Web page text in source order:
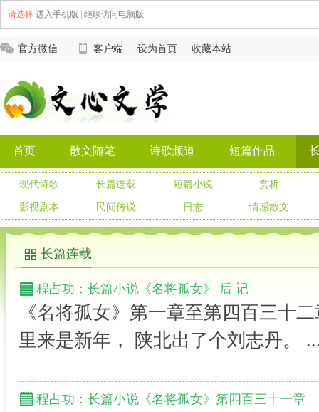
请选择 进入手机版 继续访问电脑版
官方微信 客户端 设为首页 收藏本站
首页 散文随笔 诗歌频道 短篇作品
现代诗歌 长篇连载 短篇小说 赏析
影视剧本 民间传说 日志 情感散文
长篇连载
程占功：长篇小说《名将孤女》 后 记
《名将孤女》第一章至第四百三十
里来是新年， 陕北出了个刘志丹。
程占功：长篇小说《名将孤女》第四百三十一章